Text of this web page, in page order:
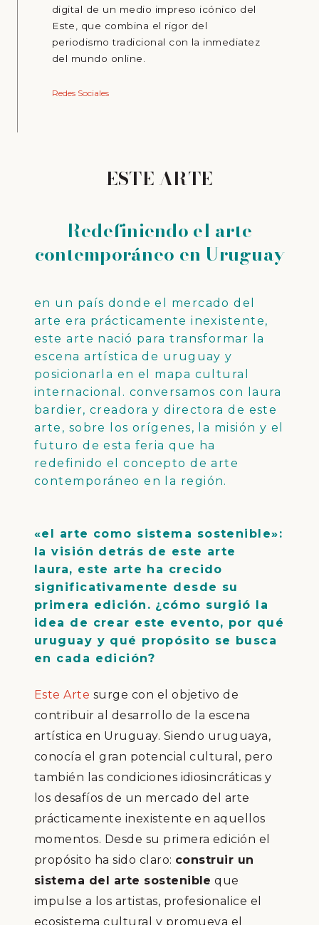
digital de un medio impreso icónico del
Este, que combina el rigor del
periodismo tradicional con la inmediatez
del mundo online.
Redes Sociales
ESTE ARTE
Redefiniendo el arte
contemporáneo en Uruguay
en un país donde el mercado del
arte era prácticamente inexistente,
este arte nació para transformar la
escena artística de uruguay y
posicionarla en el mapa cultural
internacional. conversamos con laura
bardier, creadora y directora de este
arte, sobre los orígenes, la misión y el
futuro de esta feria que ha
redefinido el concepto de arte
contemporáneo en la región.
«el arte como sistema sostenible»:
la visión detrás de este arte
laura, este arte ha crecido
significativamente desde su
primera edición. ¿cómo surgió la
idea de crear este evento, por qué
uruguay y qué propósito se busca
en cada edición?
Este Arte surge con el objetivo de
contribuir al desarrollo de la escena
artística en Uruguay. Siendo uruguaya,
conocía el gran potencial cultural, pero
también las condiciones idiosincráticas y
los desafíos de un mercado del arte
prácticamente inexistente en aquellos
momentos. Desde su primera edición el
propósito ha sido claro: construir un
sistema del arte sostenible que
impulse a los artistas, profesionalice el
ecosistema cultural y promueva el